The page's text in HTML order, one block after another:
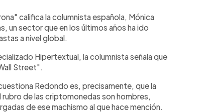
califica la columnista española, Mónica
un sector que en los últimos años ha ido
a nivel global.
Hipertextual, la columnista señala que
Street".
Redondo es, precisamente, que la
de las criptomonedas son hombres,
de ese machismo al que hace mención.